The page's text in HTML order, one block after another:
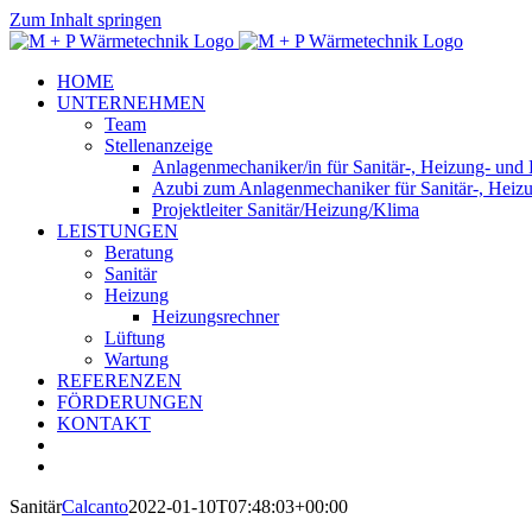
Zum Inhalt springen
HOME
UNTERNEHMEN
Team
Stellenanzeige
Anlagenmechaniker/in für Sanitär-, Heizung-
Azubi zum Anlagenmechaniker für Sanitär-,
Projektleiter Sanitär/Heizung/Klima
LEISTUNGEN
Beratung
Sanitär
Heizung
Heizungsrechner
Lüftung
Wartung
REFERENZEN
FÖRDERUNGEN
KONTAKT
SanitärCalcanto2022-01-10T07:48:03+00:00